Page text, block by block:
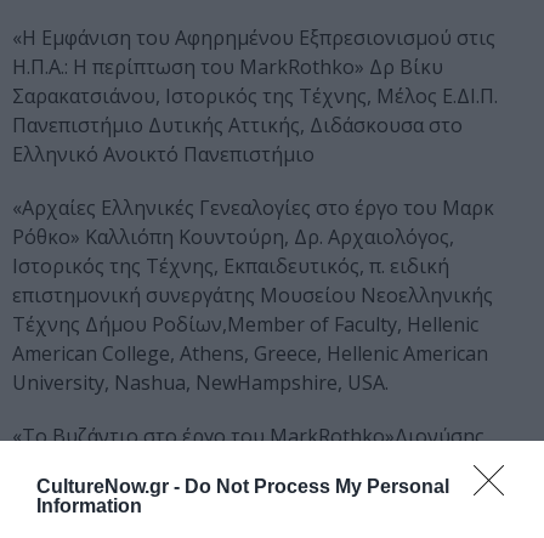
CultureNow.gr - Do Not Process My Personal
Information
«Η Εμφάνιση του Αφηρημένου Εξπρεσιονισμού στις
Η.Π.Α.: Η περίπτωση του MarkRothko» Δρ Βίκυ
Σαρακατσιάνου, Ιστορικός της Τέχνης, Μέλος Ε.ΔΙ.Π.
Πανεπιστήμιο Δυτικής Αττικής, Διδάσκουσα στο
Ελληνικό Ανοικτό Πανεπιστήμιο
«Αρχαίες Ελληνικές Γενεαλογίες στο έργο του Μαρκ
Ρόθκο» Καλλιόπη Κουντούρη, Δρ. Αρχαιολόγος,
Ιστορικός της Τέχνης, Εκπαιδευτικός, π. ειδική
επιστημονική συνεργάτης Μουσείου Νεοελληνικής
Τέχνης Δήμου Ροδίων,Member of Faculty, Hellenic
American College, Athens, Greece, Hellenic American
University, Nashua, NewHampshire, USA.
«Το Βυζάντιο στο έργο του MarkRothko»Διονύσης
Μουρελάτος, Διδάσκων στο Πανεπιστήμιο Αθηνών/
Ε.Α.Π.